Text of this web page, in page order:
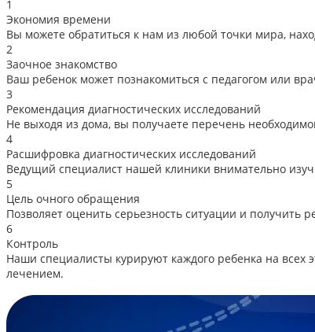
1
Экономия времени
Вы можете обратиться к нам из любой точки мира,
2
Заочное знакомство
Ваш ребенок может познакомиться с педагогом или
3
Рекомендация диагностических исследований
Не выходя из дома, вы получаете перечень
4
Расшифровка диагностических исследований
Ведущий специалист нашей клиники внимательно
5
Цель очного обращения
Позволяет оценить серьезность ситуации и
6
Контроль
Наши специалисты курируют каждого ребенка на всех
лечением.